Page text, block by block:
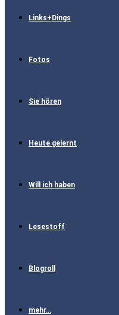
Links+Dings
Fotos
Sie hören
Heute gelernt
Will ich haben
Lesestoff
Blogroll
mehr…